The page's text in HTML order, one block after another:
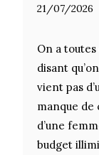
21/07/2026
On a
disant
vient pas
manque
d’une
budget